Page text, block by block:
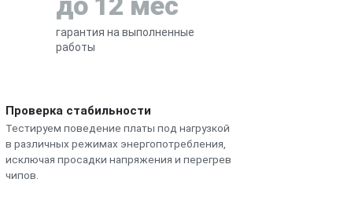
гарантия на выполненные
работы
Проверка стабильности
Тестируем поведение платы под нагрузкой
в различных режимах энергопотребления,
исключая просадки напряжения и перегрев
чипов.